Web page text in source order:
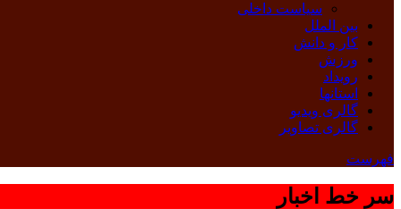
سیاست داخلی
بین الملل
کار و دانش
ورزش
رویداد
استانها
گالری ویدیو
گالری تصاویر
فهرست
سر خط اخبار